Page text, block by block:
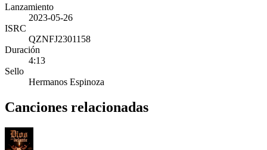
Lanzamiento
2023-05-26
ISRC
QZNFJ2301158
Duración
4:13
Sello
Hermanos Espinoza
Canciones relacionadas